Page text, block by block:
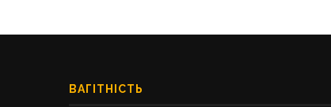
ВАГІТНІСТЬ